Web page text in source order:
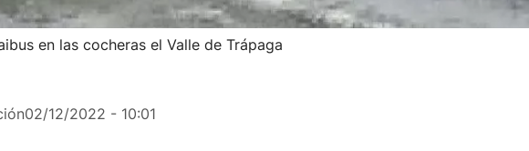
en las cocheras el Valle de Trápaga
02/12/2022 - 10:01